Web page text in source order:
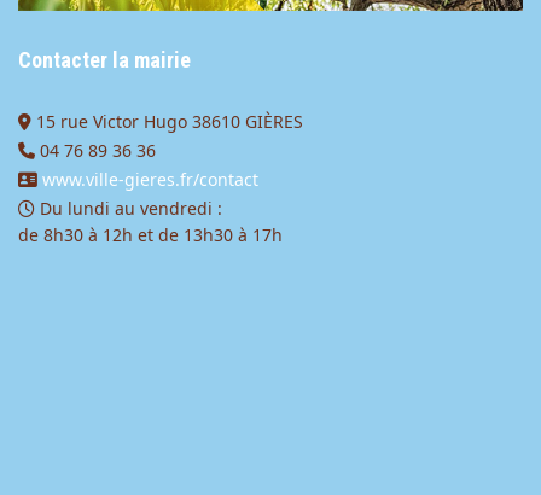
Contacter la mairie
15 rue Victor Hugo 38610 GIÈRES
04 76 89 36 36
www.ville-gieres.fr/contact
Du lundi au vendredi :
de 8h30 à 12h et de 13h30 à 17h